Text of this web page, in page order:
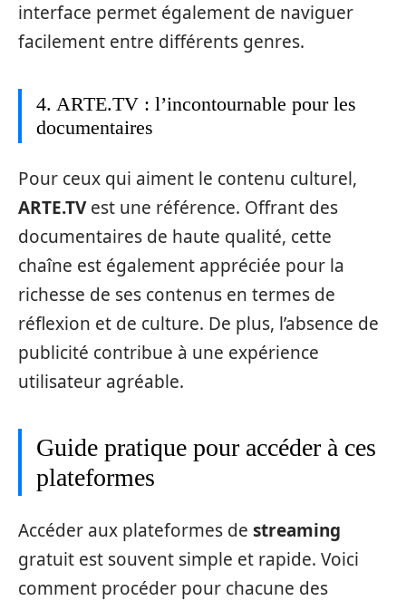
interface permet également de naviguer
facilement entre différents genres.
4. ARTE.TV : l’incontournable pour les
documentaires
Pour ceux qui aiment le contenu culturel,
ARTE.TVest une référence. Offrant des
documentaires de haute qualité, cette
chaîne est également appréciée pour la
richesse de ses contenus en termes de
réflexion et de culture. De plus, l’absence de
publicité contribue à une expérience
utilisateur agréable.
Guide pratique pour accéder à ces
plateformes
Accéder aux plateformes de streaming
gratuit est souvent simple et rapide. Voici
comment procéder pour chacune des